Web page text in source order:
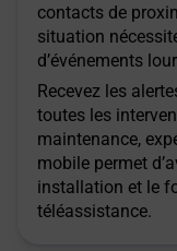
contacts de
situation
d’événements
Recevez les
toutes les
maintenance,
mobile permet
installation et le
téléassistance.